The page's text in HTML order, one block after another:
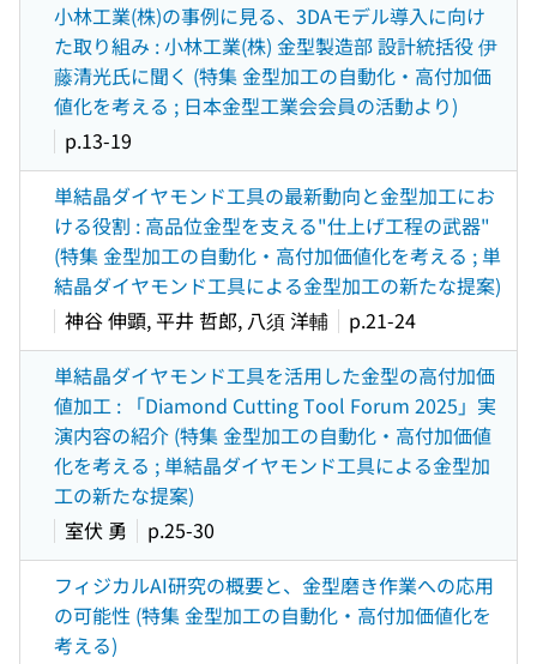
小林工業(株)の事例に見る、3DAモデル導入に向け
た取り組み : 小林工業(株) 金型製造部 設計統括役 伊
藤清光氏に聞く (特集 金型加工の自動化・高付加価
値化を考える ; 日本金型工業会会員の活動より)
p.13-19
単結晶ダイヤモンド工具の最新動向と金型加工にお
ける役割 : 高品位金型を支える"仕上げ工程の武器"
(特集 金型加工の自動化・高付加価値化を考える ; 単
結晶ダイヤモンド工具による金型加工の新たな提案)
神谷 伸顕, 平井 哲郎, 八須 洋輔
p.21-24
単結晶ダイヤモンド工具を活用した金型の高付加価
値加工 : 「Diamond Cutting Tool Forum 2025」実
演内容の紹介 (特集 金型加工の自動化・高付加価値
化を考える ; 単結晶ダイヤモンド工具による金型加
工の新たな提案)
室伏 勇
p.25-30
フィジカルAI研究の概要と、金型磨き作業への応用
の可能性 (特集 金型加工の自動化・高付加価値化を
考える)